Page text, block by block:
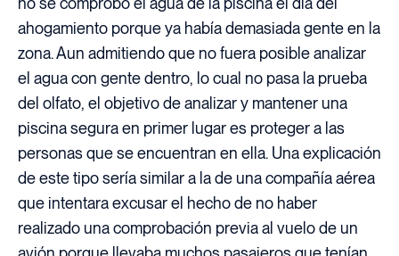
ahogamiento porque ya había demasiada gente en la
zona. Aun admitiendo que no fuera posible analizar
el agua con gente dentro, lo cual no pasa la prueba
del olfato, el objetivo de analizar y mantener una
piscina segura en primer lugar es proteger a las
personas que se encuentran en ella. Una explicación
de este tipo sería similar a la de una compañía aérea
que intentara excusar el hecho de no haber
realizado una comprobación previa al vuelo de un